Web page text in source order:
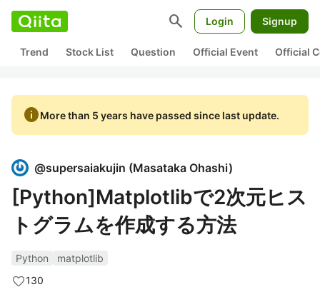
search Login Signup
Trend Stock List Question Official Event Official
infoMore than 5 years have passed since last update.
@supersaiakujin (Masataka Ohashi)
[Python]Matplotlibで2次元ヒス
トグラムを作成する方法
Python
matplotlib
130